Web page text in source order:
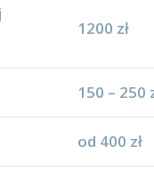
1200 zł
150 – 250
od 400 zł